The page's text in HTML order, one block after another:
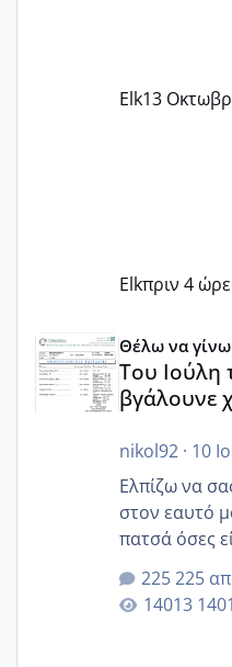
Elk13
Elkπριν 4
Θέλω να
Του Ιούλη
βγάλουνε
nikol92· 10
Ελπίζω να
στον εαυτό
πατσά όσες
225